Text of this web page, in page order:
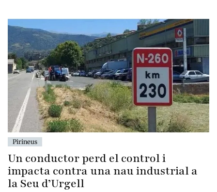
Pirineus
Un conductor perd el control i
impacta contra una nau industrial a
la Seu d’Urgell